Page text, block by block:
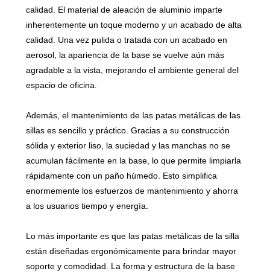
calidad. El material de aleación de aluminio imparte
inherentemente un toque moderno y un acabado de alta
calidad. Una vez pulida o tratada con un acabado en
aerosol, la apariencia de la base se vuelve aún más
agradable a la vista, mejorando el ambiente general del
espacio de oficina.
Además, el mantenimiento de las patas metálicas de las
sillas es sencillo y práctico. Gracias a su construcción
sólida y exterior liso, la suciedad y las manchas no se
acumulan fácilmente en la base, lo que permite limpiarla
rápidamente con un paño húmedo. Esto simplifica
enormemente los esfuerzos de mantenimiento y ahorra
a los usuarios tiempo y energía.
Lo más importante es que las patas metálicas de la silla
están diseñadas ergonómicamente para brindar mayor
soporte y comodidad. La forma y estructura de la base